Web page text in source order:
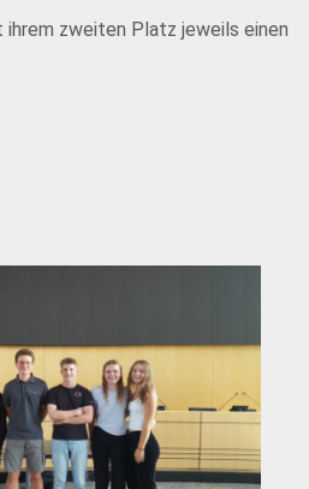
ihrem zweiten Platz jeweils einen